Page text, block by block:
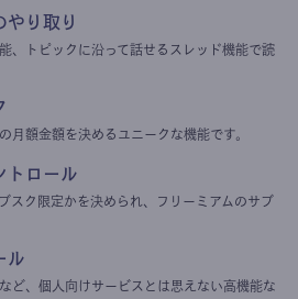
やり取り
、トピックに沿って話せるスレッド機能で読
月額金額を決めるユニークな機能です。
トロール
スク限定かを決められ、フリーミアムのサブ
ル
ど、個人向けサービスとは思えない高機能な